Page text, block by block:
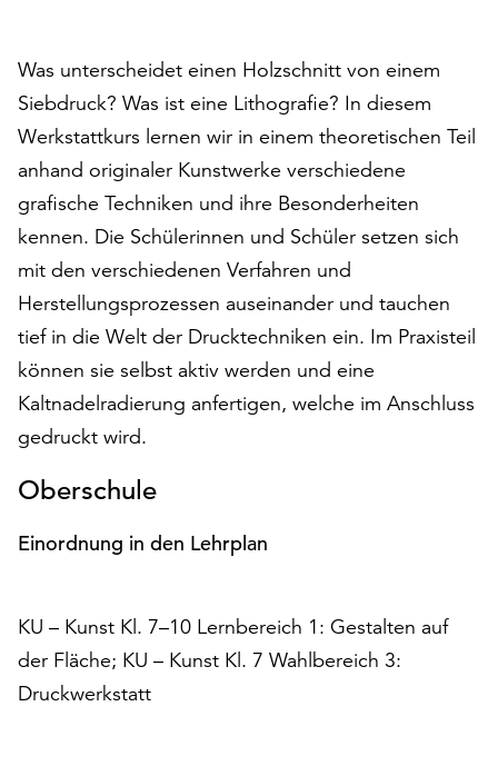
akzeptieren“,
um
alle
Cookies
zu
akzeptieren.
Sie
Ihr
Einverständnis
jederzeit
ändern
und
widerrufen.
Dafür
Ihnen
Ende
Schaltfläche
„Cookie-
Einstellungen“
Was unterscheidet einen Holzschnitt von einem
Siebdruck? Was ist eine Lithografie? In diesem
Werkstattkurs lernen wir in einem theoretischen Teil
anhand originaler Kunstwerke verschiedene
grafische Techniken und ihre Besonderheiten
kennen. Die Schülerinnen und Schüler setzen sich
mit den verschiedenen Verfahren und
Herstellungsprozessen auseinander und tauchen
tief in die Welt der Drucktechniken ein. Im Praxisteil
können sie selbst aktiv werden und eine
Kaltnadelradierung anfertigen, welche im Anschluss
gedruckt wird.
Oberschule
Einordnung in den Lehrplan
KU – Kunst Kl. 7–10 Lernbereich 1: Gestalten auf
der Fläche; KU – Kunst Kl. 7 Wahlbereich 3:
Druckwerkstatt